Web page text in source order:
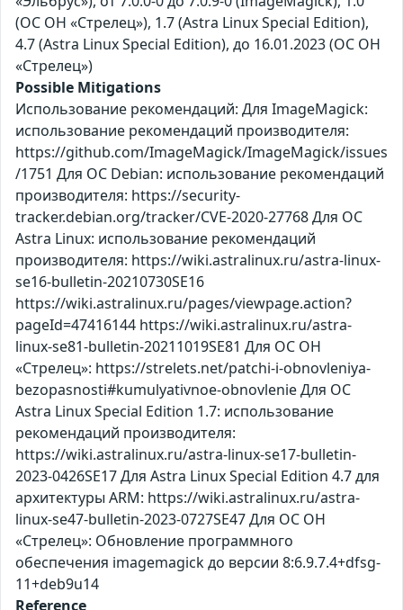
(ОС ОН «Стрелец»), 1.7 (Astra Linux Special Edition),
4.7 (Astra Linux Special Edition), до 16.01.2023 (ОС ОН
«Стрелец»)
Possible Mitigations
Использование рекомендаций: Для ImageMagick:
использование рекомендаций производителя:
https://github.com/ImageMagick/ImageMagick/issues
/1751 Для ОС Debian: использование рекомендаций
производителя: https://security-
tracker.debian.org/tracker/CVE-2020-27768 Для ОС
Astra Linux: использование рекомендаций
производителя: https://wiki.astralinux.ru/astra-linux-
se16-bulletin-20210730SE16
https://wiki.astralinux.ru/pages/viewpage.action?
pageId=47416144 https://wiki.astralinux.ru/astra-
linux-se81-bulletin-20211019SE81 Для ОС ОН
«Стрелец»: https://strelets.net/patchi-i-obnovleniya-
bezopasnosti#kumulyativnoe-obnovlenie Для ОС
Astra Linux Special Edition 1.7: использование
рекомендаций производителя:
https://wiki.astralinux.ru/astra-linux-se17-bulletin-
2023-0426SE17 Для Astra Linux Special Edition 4.7 для
архитектуры ARM: https://wiki.astralinux.ru/astra-
linux-se47-bulletin-2023-0727SE47 Для ОС ОН
«Стрелец»: Обновление программного
обеспечения imagemagick до версии 8:6.9.7.4+dfsg-
11+deb9u14
Reference